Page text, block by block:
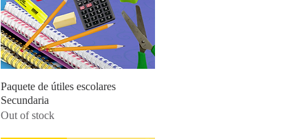
Quick View
Paquete de útiles escolares
Secundaria
Out of stock